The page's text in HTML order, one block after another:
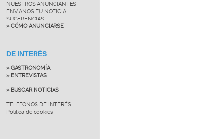
NUESTROS ANUNCIANTES
ENVÍANOS TU NOTICIA
SUGERENCIAS
» CÓMO ANUNCIARSE
DE INTERÉS
» GASTRONOMÍA
» ENTREVISTAS
» BUSCAR NOTICIAS
TELÉFONOS DE INTERÉS
Política de cookies